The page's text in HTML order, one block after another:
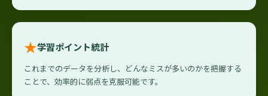
★学習ポイント統計
これまでのデータを分析し、どんなミスが多いのかを把握する
ことで、効率的に弱点を克服可能です。